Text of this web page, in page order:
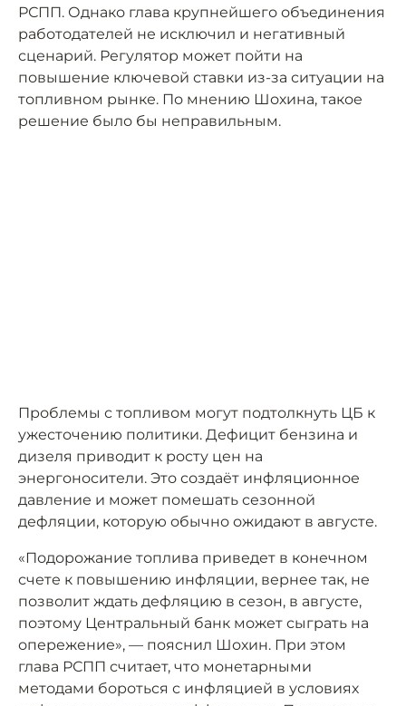
РСПП. Однако глава крупнейшего объединения
работодателей не исключил и негативный
сценарий. Регулятор может пойти на
повышение ключевой ставки из-за ситуации на
топливном рынке. По мнению Шохина, такое
решение было бы неправильным.
Проблемы с топливом могут подтолкнуть ЦБ к
ужесточению политики. Дефицит бензина и
дизеля приводит к росту цен на
энергоносители. Это создаёт инфляционное
давление и может помешать сезонной
дефляции, которую обычно ожидают в августе.
«Подорожание топлива приведет в конечном
счете к повышению инфляции, вернее так, не
позволит ждать дефляцию в сезон, в августе,
поэтому Центральный банк может сыграть на
опережение», — пояснил Шохин. При этом
глава РСПП считает, что монетарными
методами бороться с инфляцией в условиях